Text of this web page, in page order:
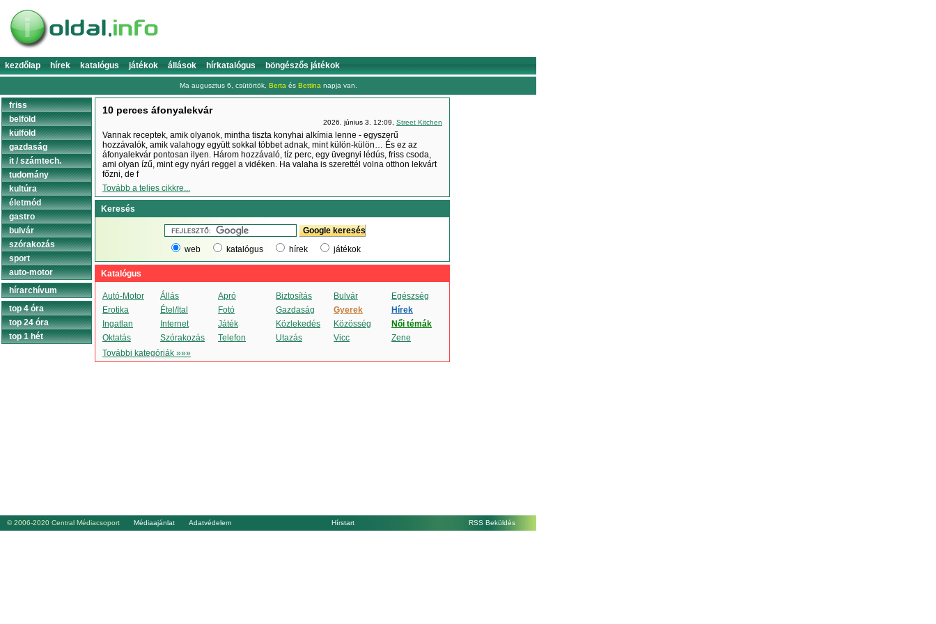
kezdőlap hírek katalógus játékok állások hírkatalógus böngészős játékok
Ma augusztus 6, csütörtök, Berta és Bettina napja van.
10 perces áfonyalekvár
2026. június 3. 12:09, Street Kitchen
Vannak receptek, amik olyanok, mintha tiszta konyhai alkímia lenne - egyszerű
hozzávalók, amik valahogy együtt sokkal többet adnak, mint külön-külön… És ez az
áfonyalekvár pontosan ilyen. Három hozzávaló, tíz perc, egy üvegnyi lédús, friss csoda,
ami olyan ízű, mint egy nyári reggel a vidéken. Ha valaha is szerettél volna otthon lekvárt
főzni, de f
Tovább a teljes cikkre...
Keresés
web katalógus hírek játékok
Katalógus
Autó-Motor Állás Apró Biztosítás Bulvár
Egészség
Erotika
Étel/Ital Fotó Gazdaság Gyerek
Hírek
Ingatlan
Internet Játék Közlekedés Közösség
Női témák
Oktatás
Szórakozás Telefon Utazás Vicc
Zene
További kategóriák »»»
friss
belföld
külföld
gazdaság
it / számtech.
tudomány
kultúra
életmód
gastro
bulvár
szórakozás
sport
auto-motor
hírarchívum
top 4 óra
top 24 óra
top 1 hét
RSS Beküldés
© 2006-2020 Central Médiacsoport Médiaajánlat Adatvédelem Hírstart